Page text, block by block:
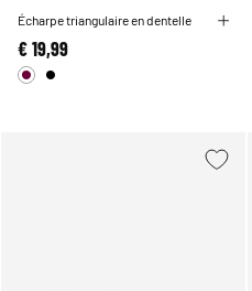
Écharpe triangulaire en dentelle
€ 19,99